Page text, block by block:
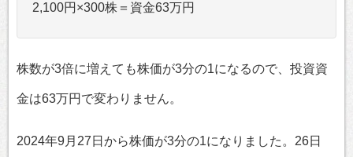
2,100円×300株＝資金63万円
株数が3倍に増えても株価が3分の1になるので、投資資
金は63万円で変わりません。
2024年9月27日から株価が3分の1になりました。26日